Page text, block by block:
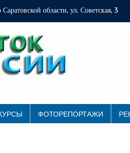
области, ул. Советская, 3
ФОТОРЕПОРТАЖИ